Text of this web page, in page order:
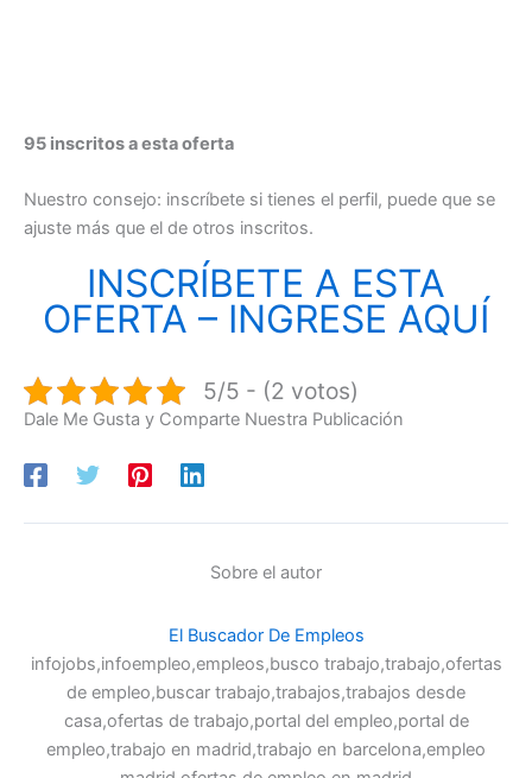
95 inscritos a esta oferta
Nuestro consejo: inscríbete si tienes el perfil, puede que se
ajuste más que el de otros inscritos.
INSCRÍBETE A ESTA
OFERTA – INGRESE AQUÍ
5/5 - (2 votos)
Dale Me Gusta y Comparte Nuestra Publicación
Sobre el autor
El Buscador De Empleos
infojobs,infoempleo,empleos,busco trabajo,trabajo,ofertas
de empleo,buscar trabajo,trabajos,trabajos desde
casa,ofertas de trabajo,portal del empleo,portal de
empleo,trabajo en madrid,trabajo en barcelona,empleo